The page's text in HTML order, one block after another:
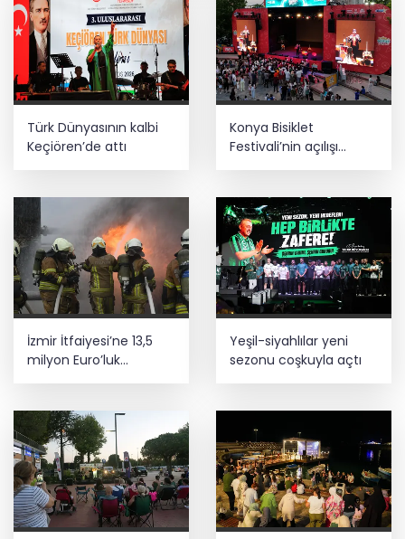
Bilim insanlarından uzayda zincirleme
felaket uyarısı
Lukaku Fener’e mi, Beşiktaş’a mı geliyor?
kaldı
Türk Dünyasının kalbi
Keçiören’de attı
Konya Bisiklet
Festivali’nin açılışı
İzmir İtfaiyesi’ne 13,5
milyon Euro’luk
Yeşil-siyahlılar yeni
sezonu coşkuyla açtı